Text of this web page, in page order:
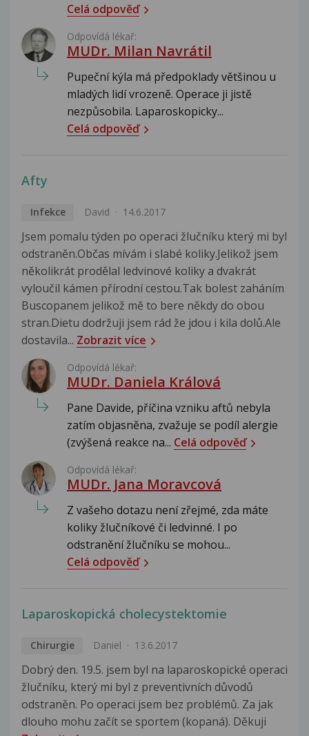
Celá odpověď
Odpovídá lékař:
MUDr. Milan Navrátil
Pupeční kýla má předpoklady většinou u
mladých lidí vrozeně. Operace ji jistě
nezpůsobila. Laparoskopicky...
Celá odpověď
Afty
Infekce David 14.6.2017
Jsem pomalu týden po operaci žlučníku který mi byl
odstraněn.Občas mívám i slabé koliky.Jelikož jsem
několikrát prodělal ledvinové koliky a dvakrát
vyloučil kámen přírodní cestou.Tak bolest zaháním
Buscopanem jelikož mě to bere někdy do obou
stran.Dietu dodržuji jsem rád že jdou i kila dolů.Ale
dostavila... Zobrazit více
Odpovídá lékař:
MUDr. Daniela Králová
Pane Davide, příčina vzniku aftů nebyla
zatím objasněna, zvažuje se podíl alergie
(zvýšená reakce na... Celá odpověď
Odpovídá lékař:
MUDr. Jana Moravcová
Z vašeho dotazu není zřejmé, zda máte
koliky žlučníkové či ledvinné. I po
odstranění žlučníku se mohou...
Celá odpověď
Laparoskopická cholecystektomie
Chirurgie Daniel 13.6.2017
Dobrý den. 19.5. jsem byl na laparoskopické operaci
žlučníku, který mi byl z preventivních důvodů
odstraněn. Po operaci jsem bez problémů. Za jak
dlouho mohu začít se sportem (kopaná). Děkuji